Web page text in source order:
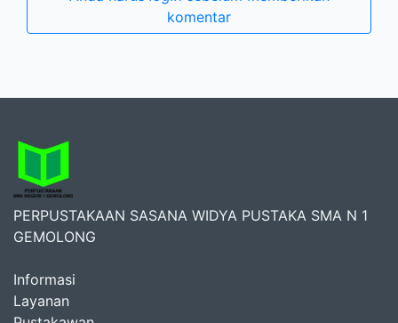
komentar
PERPUSTAKAAN SASANA WIDYA PUSTAKA SMA N 1
GEMOLONG
Informasi
Layanan